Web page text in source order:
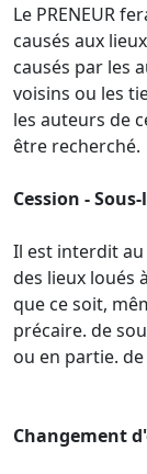
Le PRENEUR
causés aux
causés par les
voisins ou les
les auteurs de
être recherché.
Cession -
Il est interdit au
des lieux loués
que ce soit,
précaire. de
ou en partie.
Changement